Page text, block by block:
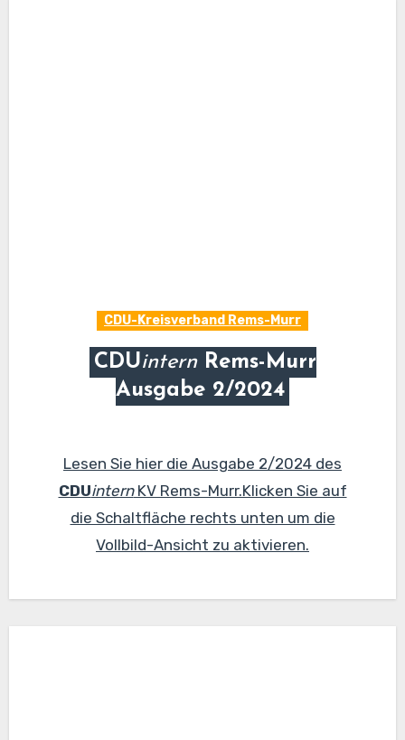
CDU-Kreisverband Rems-Murr
CDUinternRems-Murr
Ausgabe 2/2024
Lesen Sie hier die Ausgabe 2/2024 des
CDUinternKV Rems-Murr.Klicken Sie auf
die Schaltfläche rechts unten um die
Vollbild-Ansicht zu aktivieren.